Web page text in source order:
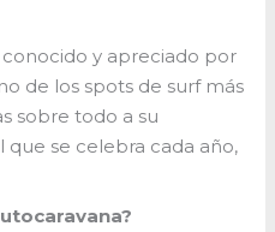
y apreciado por
de los spots de surf más
sobre todo a su
se celebra cada año,